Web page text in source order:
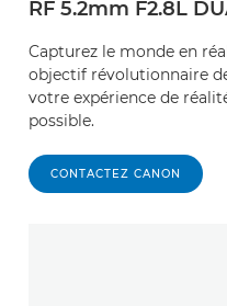
RF 5.2mm F2.8L
Capturez le monde en
objectif révolutionnaire
votre expérience de
possible.
CONTACTEZ CANON